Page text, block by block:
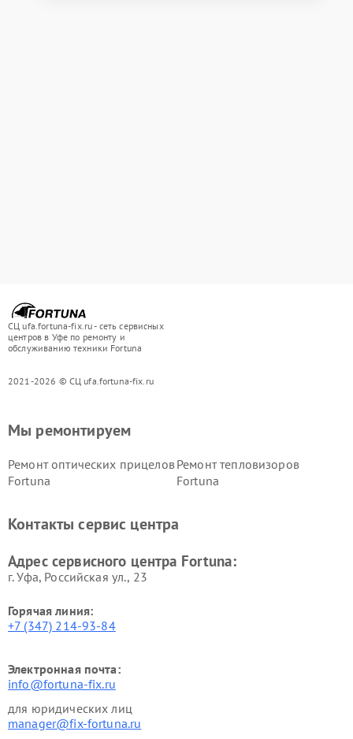
СЦ ufa.fortuna-fix.ru - сеть сервисных
центров в Уфе по ремонту и
обслуживанию техники Fortuna
2021-2026 © СЦ ufa.fortuna-fix.ru
Мы ремонтируем
Ремонт оптических прицелов
Fortuna
Ремонт тепловизоров
Fortuna
Контакты сервис центра
Адрес сервисного центра Fortuna:
г. Уфа, Российская ул., 23
Горячая линия:
+7 (347) 214-93-84
Электронная почта:
info@fortuna-fix.ru
для юридических лиц
manager@fix-fortuna.ru